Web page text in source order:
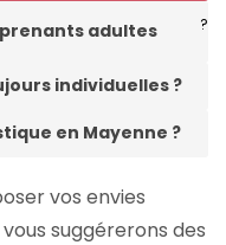
adultes ?
individuelles ?
en Mayenne ?
vos envies
suggérerons des